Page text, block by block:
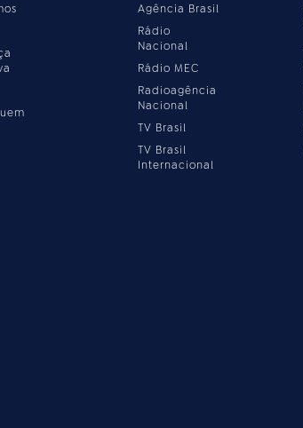
Agência Brasil
Rádio
Nacional
Rádio MEC
Radioagência
Nacional
TV Brasil
TV Brasil
Internacional